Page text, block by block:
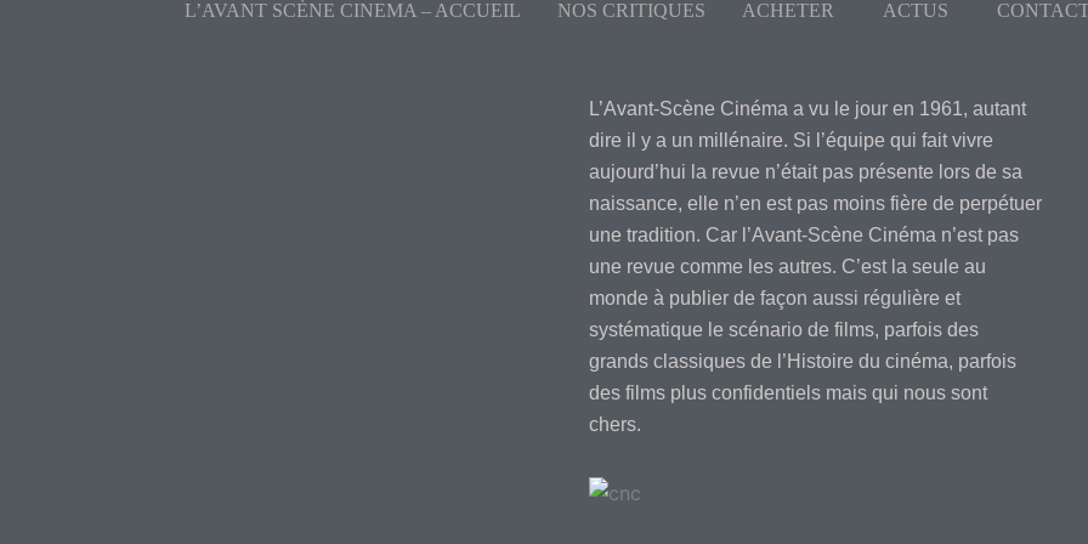
L’AVANT SCÈNE CINEMA – ACCUEIL NOS CRITIQUES ACHETER ACTUS
L’Avant-Scène Cinéma a vu le jour en 1961, autant
dire il y a un millénaire. Si l’équipe qui fait vivre
aujourd’hui la revue n’était pas présente lors de sa
naissance, elle n’en est pas moins fière de perpétuer
une tradition. Car l’Avant-Scène Cinéma n’est pas
une revue comme les autres. C’est la seule au
monde à publier de façon aussi régulière et
systématique le scénario de films, parfois des
grands classiques de l’Histoire du cinéma, parfois
des films plus confidentiels mais qui nous sont
chers.